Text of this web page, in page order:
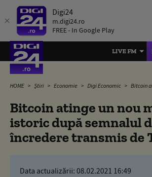
Digi24
m.digi24.ro
FREE - In Google Play
LIVE FM
HOME Știri Economie Digi Economic Bitcoin atinge un nou
Bitcoin atinge un nou
istoric după semnalul
încredere transmis de
Data actualizării: 08.02.2021 16:49